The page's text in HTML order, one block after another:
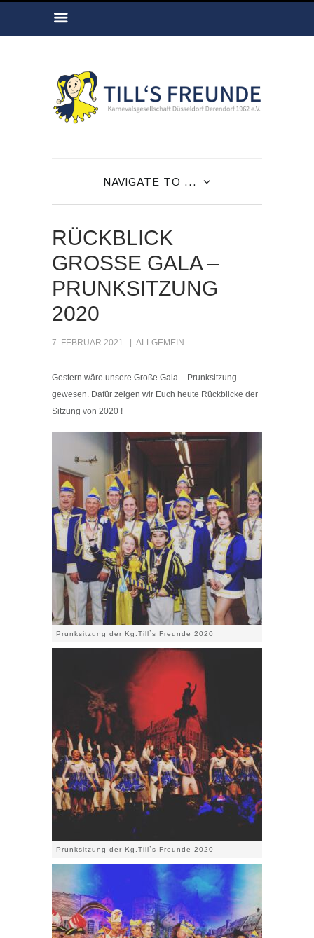
NAVIGATE TO ...
RÜCKBLICK
GROSSE GALA – P
RUNKSITZUNG 2
020
7. FEBRUAR 2021 ALLGEMEIN
Gestern wäre unsere Große Gala – Prunksitzung
gewesen. Dafür zeigen wir Euch heute Rückblicke der
Sitzung von 2020 !
Prunksitzung der Kg.Till`s Freunde 2020
Prunksitzung der Kg.Till`s Freunde 2020